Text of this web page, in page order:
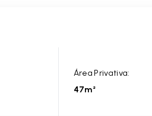
Área Privativa:
47m²